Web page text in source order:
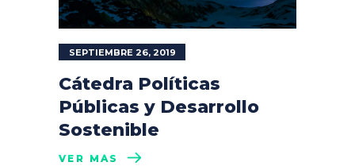
SEPTIEMBRE 26, 2019
Cátedra Políticas
Públicas y Desarrollo
Sostenible
VER MÁS